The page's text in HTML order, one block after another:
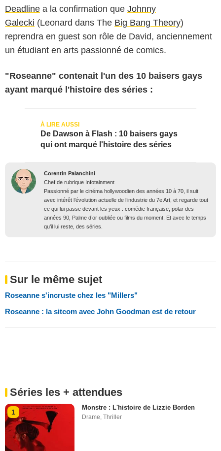
Deadline a la confirmation que Johnny
Galecki (Leonard dans The Big Bang Theory)
reprendra en guest son rôle de David, anciennement
un étudiant en arts passionné de comics.
"Roseanne" contenait l'un des 10 baisers gays
ayant marqué l'histoire des séries :
De Dawson à Flash : 10 baisers gays
qui ont marqué l'histoire des séries
Corentin Palanchini
Chef de rubrique Infotainment
Passionné par le cinéma hollywoodien des années 10 à 70, il suit
avec intérêt l’évolution actuelle de l’industrie du 7e Art, et regarde tout
ce qui lui passe devant les yeux : comédie française, polar des
années 90, Palme d’or oubliée ou films du moment. Et avec le temps
qu’il lui reste, des séries.
Sur le même sujet
Roseanne s'incruste chez les "Millers"
Roseanne : la sitcom avec John Goodman est de retour
Séries les + attendues
1
Monstre : L'histoire de Lizzie Borden
Drame ,Thriller